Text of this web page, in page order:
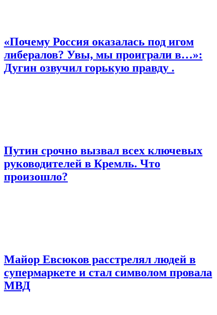
«Почему Россия оказалась под игом
либералов? Увы, мы проиграли в…»:
Дугин озвучил горькую правду .
Путин срочно вызвал всех ключевых
руководителей в Кремль. Что
произошло?
Майор Евсюков расстрелял людей в
супермаркете и стал символом провала
МВД